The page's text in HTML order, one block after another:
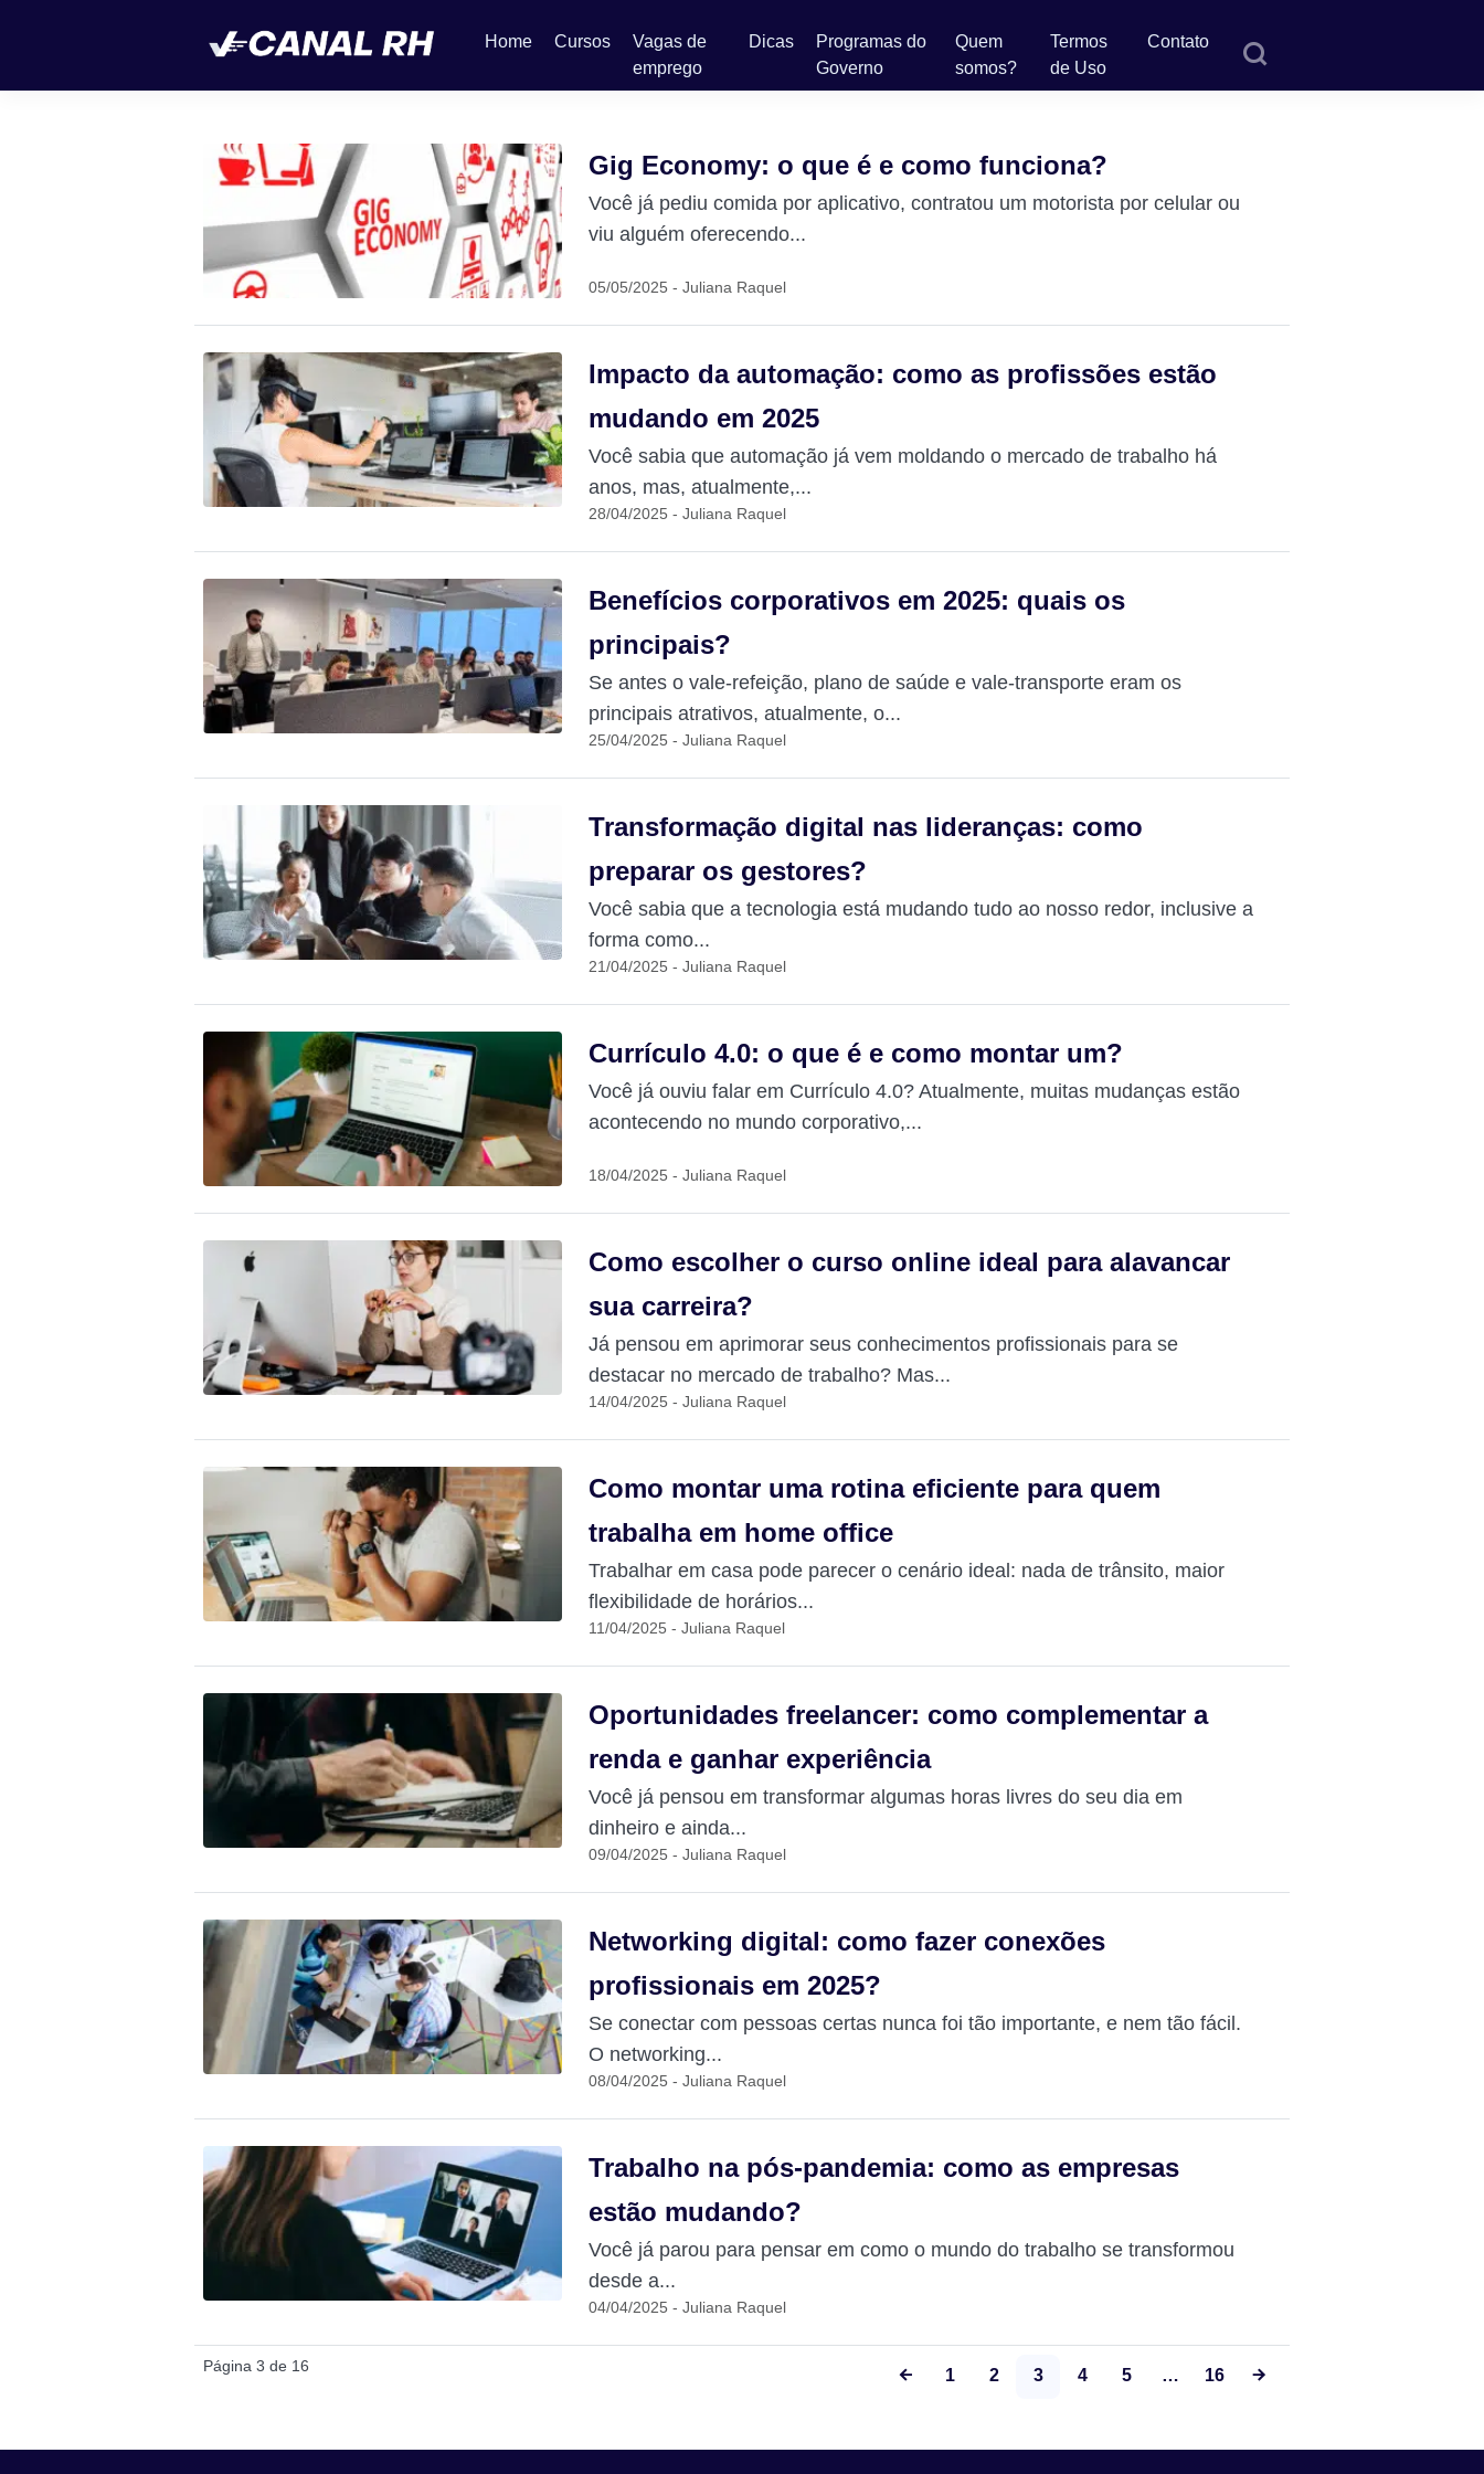
Home Cursos
Vagas de
emprego
Dicas
Programas do
Governo
Quem
somos?
Termos
de Uso
Contato
Gig Economy: o que é e como funciona?
Você já pediu comida por aplicativo, contratou um motorista por celular ou
viu alguém oferecendo...
05/05/2025 - Juliana Raquel
Impacto da automação: como as profissões estão
mudando em 2025
Você sabia que automação já vem moldando o mercado de trabalho há
anos, mas, atualmente,...
28/04/2025 - Juliana Raquel
Benefícios corporativos em 2025: quais os
principais?
Se antes o vale-refeição, plano de saúde e vale-transporte eram os
principais atrativos, atualmente, o...
25/04/2025 - Juliana Raquel
Transformação digital nas lideranças: como
preparar os gestores?
Você sabia que a tecnologia está mudando tudo ao nosso redor, inclusive a
forma como...
21/04/2025 - Juliana Raquel
Currículo 4.0: o que é e como montar um?
Você já ouviu falar em Currículo 4.0? Atualmente, muitas mudanças estão
acontecendo no mundo corporativo,...
18/04/2025 - Juliana Raquel
Como escolher o curso online ideal para alavancar
sua carreira?
Já pensou em aprimorar seus conhecimentos profissionais para se
destacar no mercado de trabalho? Mas...
14/04/2025 - Juliana Raquel
Como montar uma rotina eficiente para quem
trabalha em home office
Trabalhar em casa pode parecer o cenário ideal: nada de trânsito, maior
flexibilidade de horários...
11/04/2025 - Juliana Raquel
Oportunidades freelancer: como complementar a
renda e ganhar experiência
Você já pensou em transformar algumas horas livres do seu dia em
dinheiro e ainda...
09/04/2025 - Juliana Raquel
Networking digital: como fazer conexões
profissionais em 2025?
Se conectar com pessoas certas nunca foi tão importante, e nem tão fácil.
O networking...
08/04/2025 - Juliana Raquel
Trabalho na pós-pandemia: como as empresas
estão mudando?
Você já parou para pensar em como o mundo do trabalho se transformou
desde a...
04/04/2025 - Juliana Raquel
Página 3 de 16 1 2 3 4 5 … 16